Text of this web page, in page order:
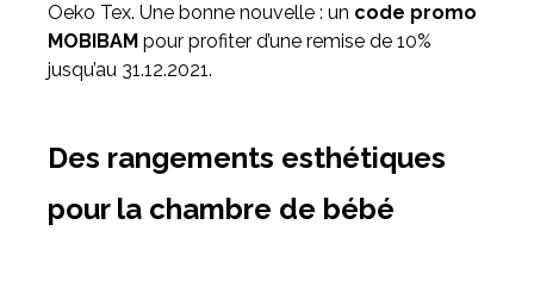
Oeko Tex. Une bonne nouvelle : un code promo
MOBIBAM pour profiter d’une remise de 10%
jusqu’au 31.12.2021.
Des rangements esthétiques
pour la chambre de bébé